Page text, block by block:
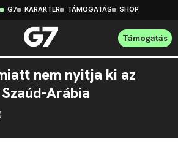
G7 KARAKTER TÁMOGATÁS SHOP
Támogatás
nem nyitja ki az
Arábia